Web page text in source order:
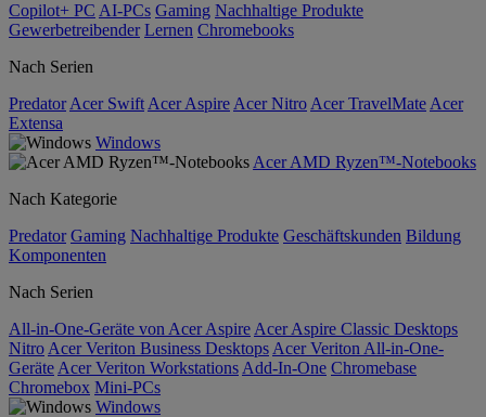
Copilot+ PC AI-PCs Gaming Nachhaltige Produkte
Gewerbetreibender Lernen Chromebooks
Nach Serien
Predator Acer Swift Acer Aspire Acer Nitro Acer TravelMate Acer
Extensa
Windows
Acer AMD Ryzen™-Notebooks
Nach Kategorie
Predator Gaming Nachhaltige Produkte Geschäftskunden Bildung
Komponenten
Nach Serien
All-in-One-Geräte von Acer Aspire Acer Aspire Classic Desktops
Nitro Acer Veriton Business Desktops Acer Veriton All-in-One-
Geräte Acer Veriton Workstations Add-In-One Chromebase
Chromebox Mini-PCs
Windows